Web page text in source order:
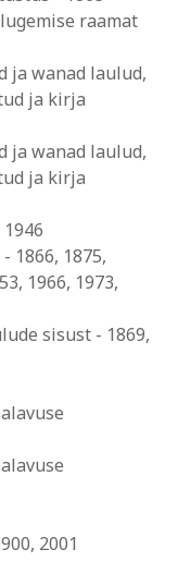
raamat
ja wanad laulud,
ja kirja
ja wanad laulud,
ja kirja
1866, 1875,
1966, 1973,
sisust - 1869,
2001